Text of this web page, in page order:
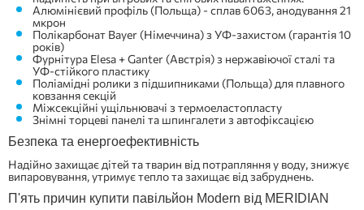
Алюмінієвий профіль (Польща) - сплав 6063, анодування 21
мкрон
Полікарбонат Bayer (Німеччина) з УФ-захистом (гарантія 10
років)
Фурнітура Elesa + Ganter (Австрія) з нержавіючої сталі та
УФ-стійкого пластику
Поліамідні ролики з підшипниками (Польща) для плавного
ковзання секцій
Міжсекційні ущільнювачі з термоеластопласту
Знімні торцеві панелі та шпингалети з автофіксацією
Безпека та енергоефективність
Надійно захищає дітей та тварин від потрапляння у воду, знижує
випаровування, утримує тепло та захищає від забруднень.
П'ять причин купити павільйон Modern від MERIDIAN